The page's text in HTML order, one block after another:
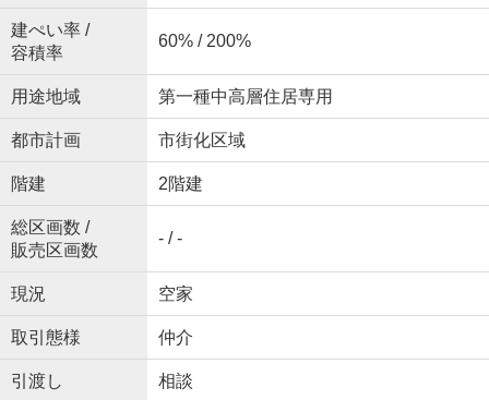
建ぺい率 /
容積率
60% / 200%
用途地域 第一種中高層住居専用
都市計画 市街化区域
階建 2階建
総区画数 /
販売区画数
- / -
現況 空家
取引態様 仲介
引渡し 相談